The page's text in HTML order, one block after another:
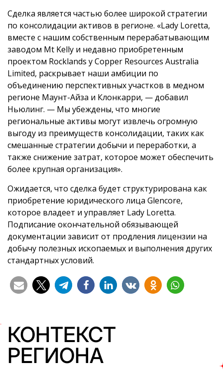
Сделка является частью более широкой стратегии
по консолидации активов в регионе. «Lady Loretta,
вместе с нашим собственным перерабатывающим
заводом Mt Kelly и недавно приобретенным
проектом Rocklands у Copper Resources Australia
Limited, раскрывает наши амбиции по
объединению перспективных участков в медном
регионе Маунт-Айза и Клонкарри, — добавил
Ньюлинг. — Мы убеждены, что многие
региональные активы могут извлечь огромную
выгоду из преимуществ консолидации, таких как
смешанные стратегии добычи и переработки, а
также снижение затрат, которое может обеспечить
более крупная организация».
Ожидается, что сделка будет структурирована как
приобретение юридического лица Glencore,
которое владеет и управляет Lady Loretta.
Подписание окончательной обязывающей
документации зависит от продления лицензии на
добычу полезных ископаемых и выполнения других
стандартных условий.
КОНТЕКСТ
РЕГИОНА